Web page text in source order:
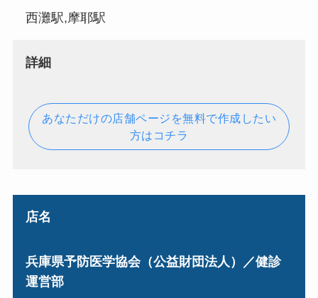
西灘駅,摩耶駅
詳細
あなただけの店舗ページを無料で作成したい
方はコチラ
店名
兵庫県予防医学協会（公益財団法人）／健診
運営部